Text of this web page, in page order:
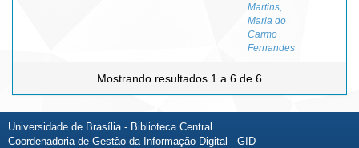
Martins,
Maria do
Carmo
Fernandes
Mostrando resultados 1 a 6 de 6
Universidade de Brasília - Biblioteca Central
Coordenadoria de Gestão da Informação Digital - GID